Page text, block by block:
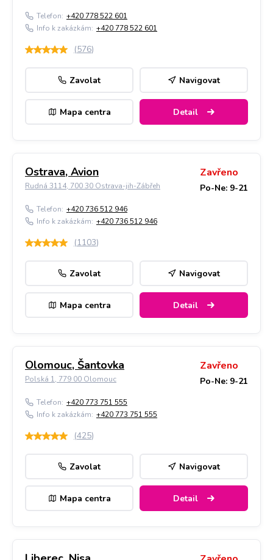
Telefon: +420 778 522 601
Info k zakázkám: +420 778 522 601
(576)
Zavolat Navigovat
Mapa centra Detail
Ostrava, Avion
Rudná 3114, 700 30 Ostrava-jih-Zábřeh
Zavřeno
Po-Ne: 9-21
Telefon: +420 736 512 946
Info k zakázkám: +420 736 512 946
(1103)
Zavolat Navigovat
Mapa centra Detail
Olomouc, Šantovka
Polská 1, 779 00 Olomouc
Zavřeno
Po-Ne: 9-21
Telefon: +420 773 751 555
Info k zakázkám: +420 773 751 555
(425)
Zavolat Navigovat
Mapa centra Detail